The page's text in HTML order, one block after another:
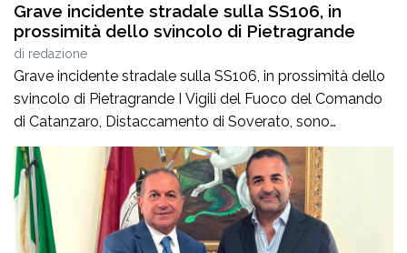
Grave incidente stradale sulla SS106, in
prossimità dello svincolo di Pietragrande
di redazione
Grave incidente stradale sulla SS106, in prossimità dello
svincolo di Pietragrande I Vigili del Fuoco del Comando
di Catanzaro, Distaccamento di Soverato, sono
intervenuti sulla SS106, in prossimità dello svincolo per la
località Pietragrande, per un grave incidente stradale che
ha coinvolto una Fiat Panda, un’Audi e una
motocicletta.Nel sinistro ha perso la vita il […]